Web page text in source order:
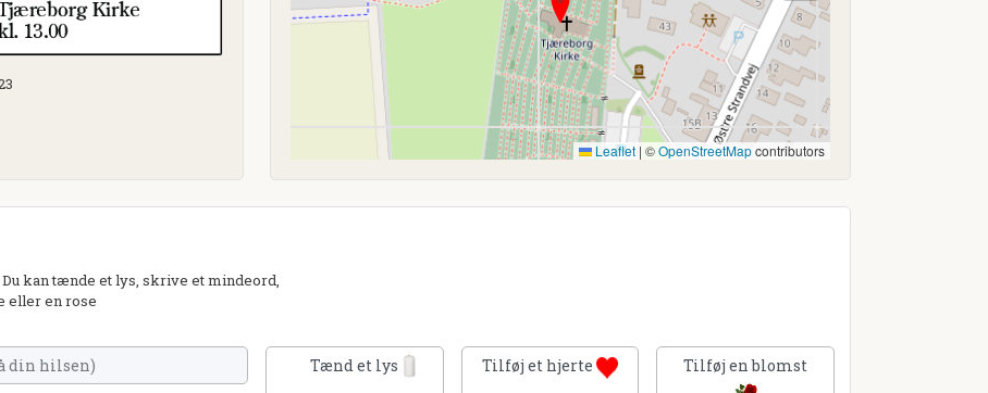
Leaflet | ©OpenStreetMapcontributors
kan tænde et lys, skrive et mindeord,
eller en rose
Tænd et lys Tilføj et hjerte Tilføj en blomst